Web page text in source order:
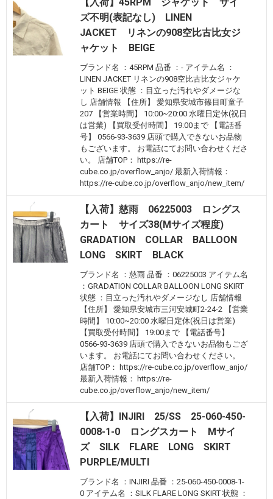
【入荷】45RPM ジャケット サイ
ズ不明(表記なし) LINEN
JACKET リネンの908空比古比女ジ
ャケット BEIGE
ブランド名 ：45RPM 品番 ：- アイテム名 ：
LINEN JACKET リネンの908空比古比女ジャケ
ット BEIGE 状態 ：目立った汚れやダメージな
し 店舗情報 【住所】 愛知県安城市篠目町童子
207 【営業時間】 10:00~20:00 水曜日定休(祝日
は営業) 【買取受付時間】 19:00まで 【電話番
号】 0566-93-3639 店頭で購入できないお品物
もございます。 お電話にてお問い合わせくださ
い。 店舗TOP： https://re-
cube.co.jp/overflow_anjo/ 最新入荷情報：
https://re-cube.co.jp/overflow_anjo/new_item/
【入荷】慈雨 06225003 ロングス
カート サイズ38(Mサイズ程度)
GRADATION COLLAR BALLOON
LONG SKIRT BLACK
ブランド名 ：慈雨 品番 ：06225003 アイテム名
：GRADATION COLLAR BALLOON LONG SKIRT
状態 ：目立った汚れやダメージなし 店舗情報
【住所】 愛知県安城市三河安城町2-24-2 【営業
時間】 10:00~20:00 水曜日定休(祝日は営業)
【買取受付時間】 19:00まで 【電話番号】
0566-93-3639 店頭で購入できないお品物もござ
います。 お電話にてお問い合わせください。
店舗TOP： https://re-cube.co.jp/overflow_anjo/
最新入荷情報： https://re-
cube.co.jp/overflow_anjo/new_item/
【入荷】INJIRI 25/SS 25-060-450-
0008-1-0 ロングスカート Mサイ
ズ SILK FLARE LONG SKIRT
PURPLE/MULTI
ブランド名 ：INJIRI 品番 ：25-060-450-0008-1-
0 アイテム名 ：SILK FLARE LONG SKIRT 状態 ：